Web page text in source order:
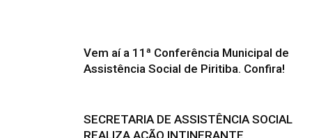
Vem aí a 11ª Conferência Municipal de
Assistência Social de Piritiba. Confira!
SECRETARIA DE ASSISTÊNCIA SOCIAL